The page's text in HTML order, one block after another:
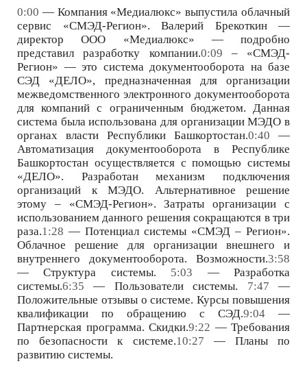
0:00 — Компания «Медиалюкс» выпустила облачный
сервис «СМЭД-Регион». Валерий Брекоткин —
директор ООО «Медиалюкс» — подробно
представил разработку компании.0:09 – «СМЭД-
Регион» — это система документооборота на базе
СЭД «ДЕЛО», предназначенная для организации
межведомственного электронного документооборота
для компаний с ограниченным бюджетом. Данная
система была использована для организации МЭДО в
органах власти Республики Башкортостан.0:40 —
Автоматизация документооборота в Республике
Башкортостан осуществляется с помощью системы
«ДЕЛО». Разработан механизм подключения
организаций к МЭДО. Альтернативное решение
этому – «СМЭД-Регион». Затраты организации с
использованием данного решения сокращаются в три
раза.1:28 — Потенциал системы «СМЭД – Регион».
Облачное решение для организации внешнего и
внутреннего документооборота. Возможности.3:58
— Структура системы. 5:03 — Разработка
системы.6:35 — Пользователи системы. 7:47 —
Положительные отзывы о системе. Курсы повышения
квалификации по обращению с СЭД.9:04 —
Партнерская программа. Скидки.9:22 — Требования
по безопасности к системе.10:27 — Планы по
развитию системы.